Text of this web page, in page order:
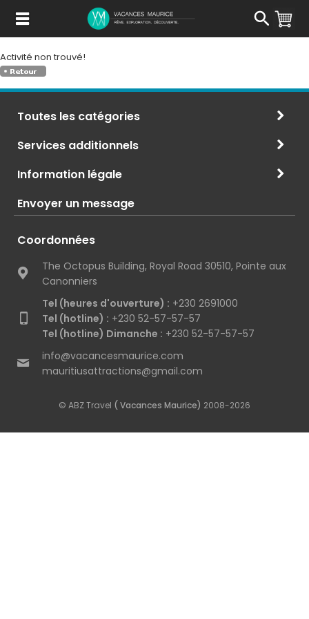
Contenu
Activité non trouvé!
Toutes les catégories
Services additionnels
Information légale
Envoyer un message
Coordonnées
The Octopus Building, Royal Road 30510, Pointe aux
Canonniers
Tel (heures d'ouverture) : +230 2691000
Tel (hotline) : +230 52-57-57-57
Tel (hotline) Dimanche : +230 52-57-57-57
info@vacancesmaurice.com
mauritiusattractions@gmail.com
© ABZ Travel ( Vacances Maurice) 2008-2026